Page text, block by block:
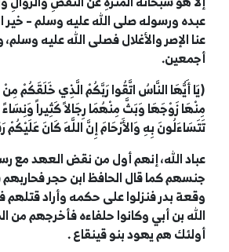
عبده ورسوله صلى الله عليه وسلم – خير
عنا الإصر والأغلال فصلى الله عليه
أجمعين.
(يَا أَيُّهَا النَّاسُ اتَّقُوا رَبَّكُمْ الَّذِي
مِنْهَا زَوْجَهَا وَبَثَّ مِنْهُمَا رِجَالاً كَثِيراً وَنِسَاءً
تَتَسَاءَلُونَ بِهِ وَالأَرْحَامَ إِنَّ اللَّهَ كَانَ عَلَيْكُمْ
عباد الله، إنهم أول من نقض العهد مع
جنسهم كما قال الحافظ ابن حجر
وقعة بدر فنزلوا على حكمه وأراد
الله بن أبي وكانوا حلفاءه فأخرجهم من
أولئك هم يهود بنو قينقاع .